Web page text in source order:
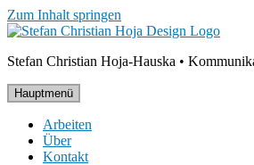
Zum Inhalt springen
Stefan Christian Hoja-Hauska •
Hauptmenü
Arbeiten
Über
Kontakt